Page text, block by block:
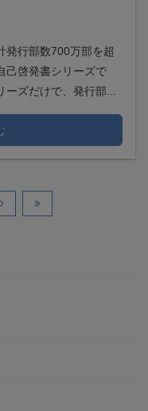
発行部数700万部を超
己啓発書シリーズで
ズだけで、発行部...